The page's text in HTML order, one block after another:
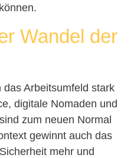
Wandel der
Arbeitsumfeld stark
digitale Nomaden und
zum neuen Normal
gewinnt auch das
mehr und